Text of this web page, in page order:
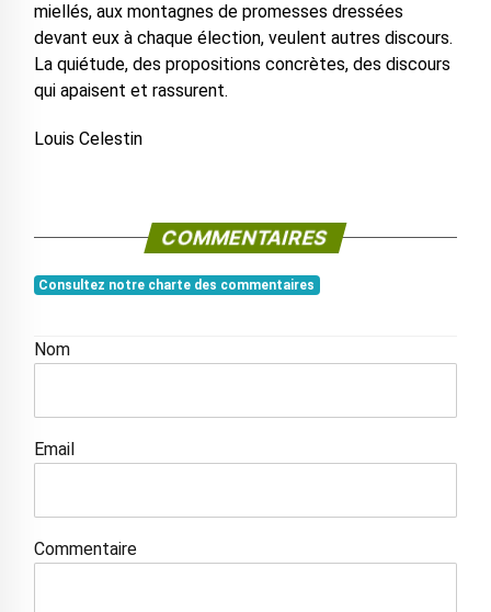
miellés, aux montagnes de promesses dressées
devant eux à chaque élection, veulent autres discours.
La quiétude, des propositions concrètes, des discours
qui apaisent et rassurent.
Louis Celestin
COMMENTAIRES
Consultez notre charte des commentaires
Nom
Email
Commentaire